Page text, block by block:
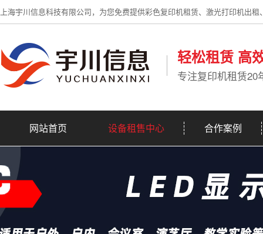
上海宇川信息科技有限公司，为您免费提供彩色复印机租赁、激光打印机出
轻松租赁 高
专注复印机租赁20
网站首页 设备租售中心 合作案例